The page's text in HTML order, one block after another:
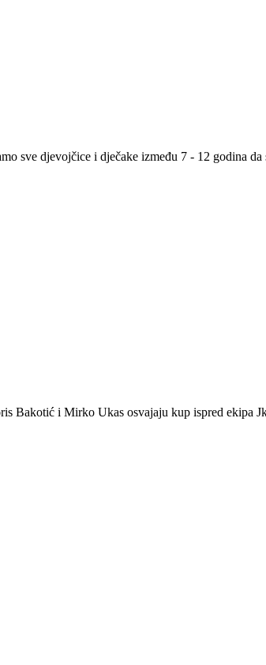
sve djevojčice i dječake između 7 - 12 godina da
Bakotić i Mirko Ukas osvajaju kup ispred ekipa